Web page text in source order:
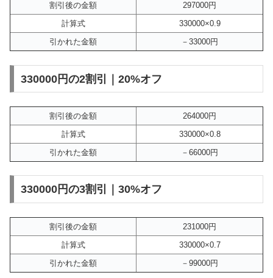
割引後の金額
297000円
計算式
330000×0.9
引かれた金額
－33000円
330000円の2割引｜20%オフ
割引後の金額
264000円
計算式
330000×0.8
引かれた金額
－66000円
330000円の3割引｜30%オフ
割引後の金額
231000円
計算式
330000×0.7
引かれた金額
－99000円